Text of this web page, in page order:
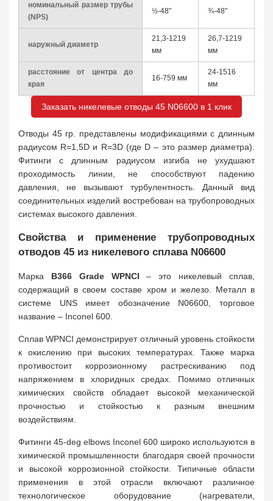
номинальный размер трубы
(NPS)
½-48" ¾-48"
наружный диаметр
21,3-1219
мм
26,7-1219
мм
расстояние от центра до
края
16-759 мм
24-1516
мм
Заказать никелевые отводы 45 N06600 в 1 клик
Отводы 45 гр. представлены модификациями с длинным
радиусом R=1,5D и R=3D (где D – это размер диаметра).
Фитинги с длинным радиусом изгиба не ухудшают
проходимость линии, не способствуют падению
давления, не вызывают турбулентность. Данный вид
соединительных изделий востребован на трубопроводных
системах высокого давления.
Свойства и применение трубопроводных
отводов 45 из никелевого сплава N06600
Марка B366 Grade WPNCI – это никелевый сплав,
содержащий в своем составе хром и железо. Металл в
системе UNS имеет обозначение N06600, торговое
название – Inconel 600.
Сплав WPNCI демонстрирует отличный уровень стойкости
к окислению при высоких температурах. Также марка
противостоит коррозионному растрескиванию под
напряжением в хлоридных средах. Помимо отличных
химических свойств обладает высокой механической
прочностью и стойкостью к разным внешним
воздействиям.
Фитинги 45-deg elbows Inconel 600 широко используются в
химической промышленности благодаря своей прочности
и высокой коррозионной стойкости. Типичные области
применения в этой отрасли включают различное
технологическое оборудование (нагреватели,